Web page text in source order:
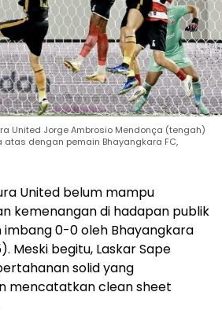
United Jorge Ambrosio Mendonça (tengah)
dengan pemain Bhayangkara FC,
United belum mampu
kemenangan di hadapan publik
imbang 0-0 oleh Bhayangkara
Meski begitu, Laskar Sape
solid yang
mencatatkan clean sheet